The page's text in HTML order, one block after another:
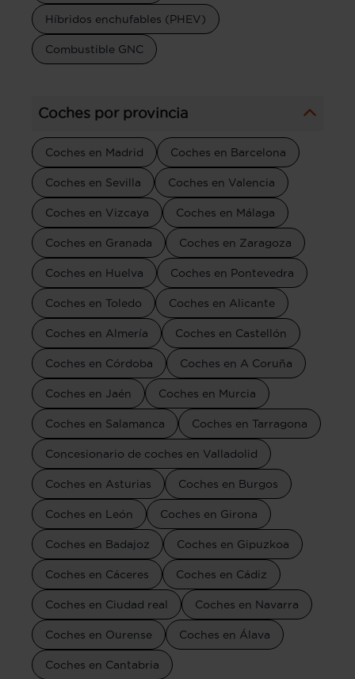
Híbridos enchufables (PHEV)
Combustible GNC
Coches por provincia
Coches en Madrid Coches en Barcelona
Coches en Sevilla Coches en Valencia
Coches en Vizcaya Coches en Málaga
Coches en Granada Coches en Zaragoza
Coches en Huelva Coches en Pontevedra
Coches en Toledo Coches en Alicante
Coches en Almería Coches en Castellón
Coches en Córdoba Coches en A Coruña
Coches en Jaén Coches en Murcia
Coches en Salamanca Coches en Tarragona
Concesionario de coches en Valladolid
Coches en Asturias Coches en Burgos
Coches en León Coches en Girona
Coches en Badajoz Coches en Gipuzkoa
Coches en Cáceres Coches en Cádiz
Coches en Ciudad real Coches en Navarra
Coches en Ourense Coches en Álava
Coches en Cantabria